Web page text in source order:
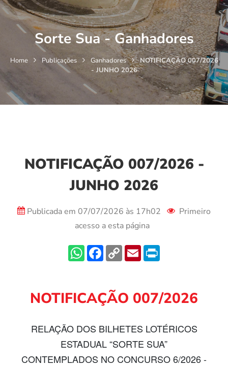
Sorte Sua - Ganhadores
Home Publicações Ganhadores
NOTIFICAÇÃO 007/2026
- JUNHO 2026
NOTIFICAÇÃO 007/2026 -
JUNHO 2026
Publicada em 07/07/2026 às 17h02
Primeiro
acesso a esta página
NOTIFICAÇÃO 007/2026
RELAÇÃO DOS BILHETES LOTÉRICOS
ESTADUAL “SORTE SUA”
CONTEMPLADOS NO CONCURSO 6/2026 -